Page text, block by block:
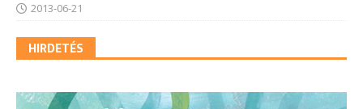
2013-06-21
HIRDETÉS